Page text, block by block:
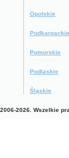
Opolskie
Podkarpackie
Pomorskie
Podlaskie
Śląskie
2026. Wszelkie